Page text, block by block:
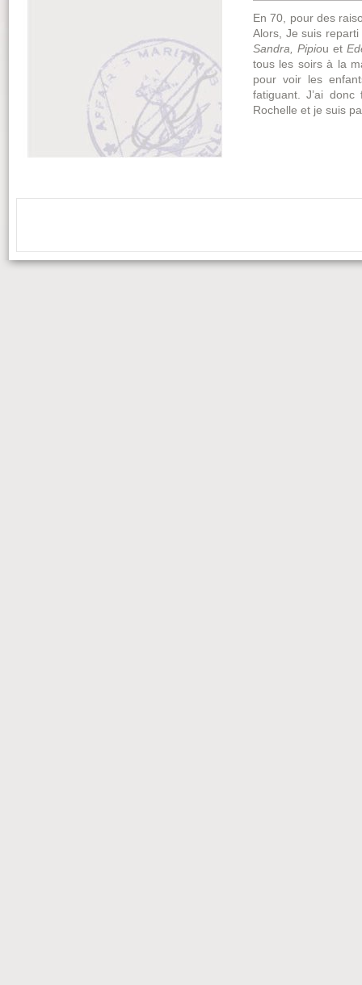
En 70, pour des
Alors, Je suis
Sandra,
Pipiou et
tous les soirs à la
pour voir les
fatiguant. J’ai
Rochelle et je suis